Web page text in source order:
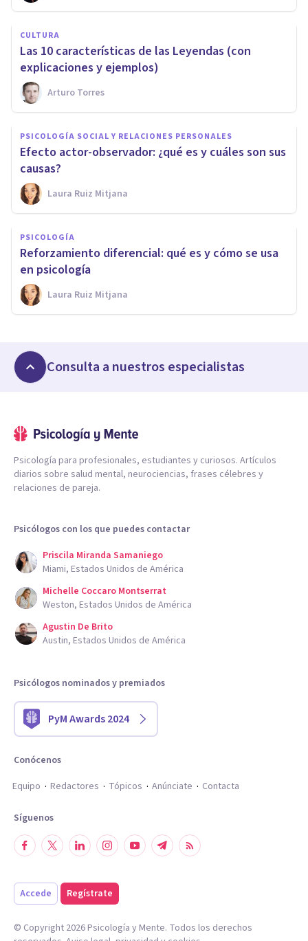
CULTURA
Las 10 características de las Leyendas (con
explicaciones y ejemplos)
Arturo Torres
PSICOLOGÍA SOCIAL Y RELACIONES PERSONALES
Efecto actor-observador: ¿qué es y cuáles son sus
causas?
Laura Ruiz Mitjana
PSICOLOGÍA
Reforzamiento diferencial: qué es y cómo se usa
en psicología
Laura Ruiz Mitjana
Consulta a nuestros especialistas
Psicología para profesionales, estudiantes y curiosos. Artículos
diarios sobre salud mental, neurociencias, frases célebres y
relaciones de pareja.
Psicólogos con los que puedes contactar
Priscila Miranda Samaniego
Miami, Estados Unidos de América
Michelle Coccaro Montserrat
Weston, Estados Unidos de América
Agustin De Brito
Austin, Estados Unidos de América
Psicólogos nominados y premiados
PyM Awards 2024
Conócenos
Equipo
Redactores Tópicos Anúnciate Contacta
Síguenos
Accede Regístrate
© Copyright 2026Psicología y Mente. Todos los derechos